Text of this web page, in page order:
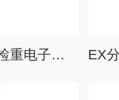
EX天津上下限检重电子天平-双量程分析天平*